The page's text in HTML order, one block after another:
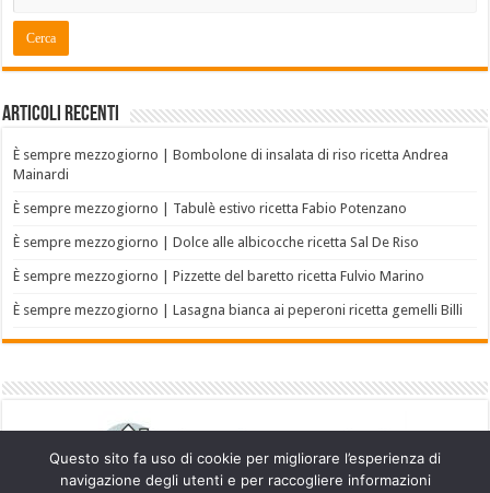
Articoli recenti
È sempre mezzogiorno | Bombolone di insalata di riso ricetta Andrea
Mainardi
È sempre mezzogiorno | Tabulè estivo ricetta Fabio Potenzano
È sempre mezzogiorno | Dolce alle albicocche ricetta Sal De Riso
È sempre mezzogiorno | Pizzette del baretto ricetta Fulvio Marino
È sempre mezzogiorno | Lasagna bianca ai peperoni ricetta gemelli Billi
Questo sito fa uso di cookie per migliorare l’esperienza di
navigazione degli utenti e per raccogliere informazioni